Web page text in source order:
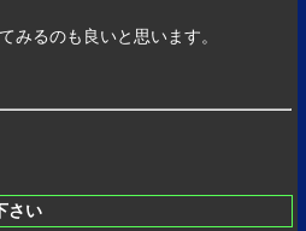
みるのも良いと思います。
さい